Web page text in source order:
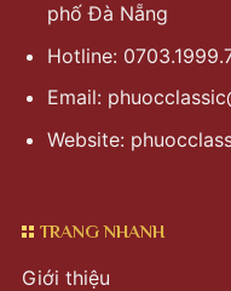
phố Đà Nẵng
Hotline:
Email:
Website:
TRANG NHANH
Giới thiệu